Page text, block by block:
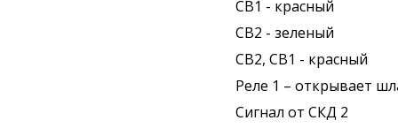
СВ1 - красный
СВ2 - зеленый
СВ2, СВ1 - красный
Реле 1 – открывает
Сигнал от СКД 2